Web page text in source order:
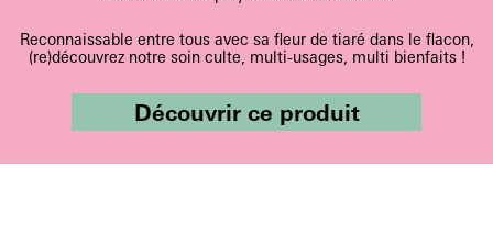
Reconnaissable entre tous avec sa fleur de tiaré dans le flacon,
(re)découvrez notre soin culte, multi-usages, multi bienfaits !
Découvrir ce produit